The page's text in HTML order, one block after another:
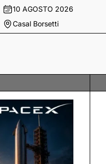
10 AGOSTO 2026
Casal Borsetti